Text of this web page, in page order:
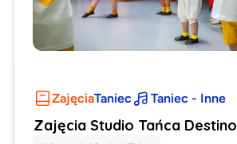
ZajęciaTaniec Taniec - Inne
Zajęcia Studio Tańca Destino